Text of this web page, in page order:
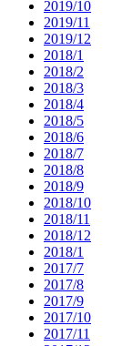
2019/10
2019/11
2019/12
2018/1
2018/2
2018/3
2018/4
2018/5
2018/6
2018/7
2018/8
2018/9
2018/10
2018/11
2018/12
2018/1
2017/7
2017/8
2017/9
2017/10
2017/11